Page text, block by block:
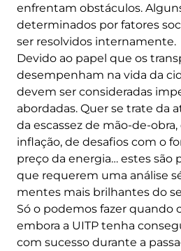
enfrentam obstáculos.
determinados por fatores
ser resolvidos internamente.
Devido ao papel que os
desempenham na vida da
devem ser consideradas
abordadas. Quer se trate da
da escassez de mão-de-
inflação, de desafios com o
preço da energia… estes são
que requerem uma análise
mentes mais brilhantes do
Só o podemos fazer quando
embora a UITP tenha
com sucesso durante a